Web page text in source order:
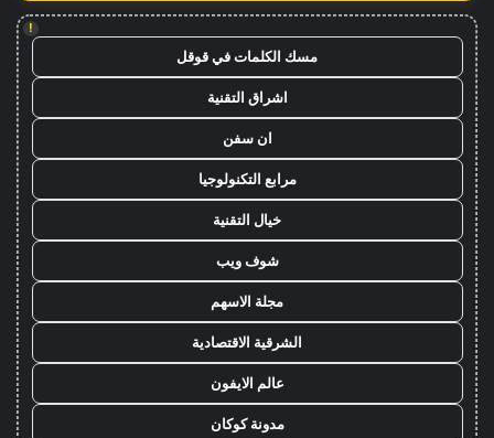
!
مسك الكلمات في قوقل
اشراق التقنية
ان سفن
مرابع التكنولوجيا
خيال التقنية
شوف ويب
مجلة الاسهم
الشرقية الاقتصادية
عالم الايفون
مدونة كوكان